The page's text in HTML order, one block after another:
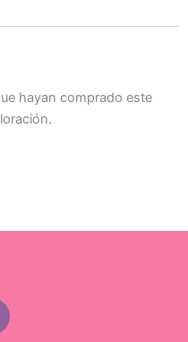
hayan comprado este